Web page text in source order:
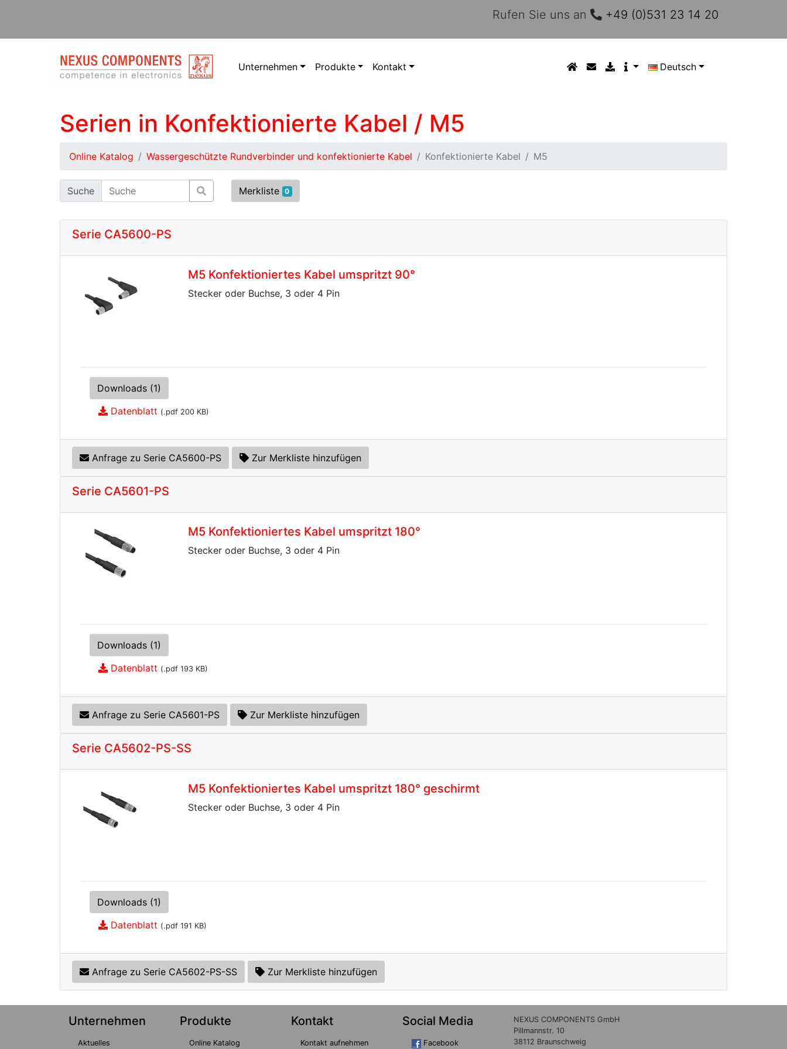
Rufen Sie uns an +49 (0)531 23 14 20
Unternehmen Produkte Kontakt Deutsch
Serien in Konfektionierte Kabel / M5
Online Katalog Wassergeschützte Rundverbinder und konfektionierte Kabel Konfektionierte Kabel M5
Suche Merkliste 0
Serie CA5600-PS
M5 Konfektioniertes Kabel umspritzt 90°
Stecker oder Buchse, 3 oder 4 Pin
Downloads (1)
Datenblatt (.pdf 200 KB)
Anfrage zu Serie CA5600-PS Zur Merkliste hinzufügen
Serie CA5601-PS
M5 Konfektioniertes Kabel umspritzt 180°
Stecker oder Buchse, 3 oder 4 Pin
Downloads (1)
Datenblatt (.pdf 193 KB)
Anfrage zu Serie CA5601-PS Zur Merkliste hinzufügen
Serie CA5602-PS-SS
M5 Konfektioniertes Kabel umspritzt 180° geschirmt
Stecker oder Buchse, 3 oder 4 Pin
Downloads (1)
Datenblatt (.pdf 191 KB)
Anfrage zu Serie CA5602-PS-SS Zur Merkliste hinzufügen
Unternehmen
Aktuelles
Produkte
Online Katalog
Kontakt
Kontakt aufnehmen
Social Media
Facebook
NEXUS COMPONENTS GmbH
Pillmannstr. 10
38112 Braunschweig